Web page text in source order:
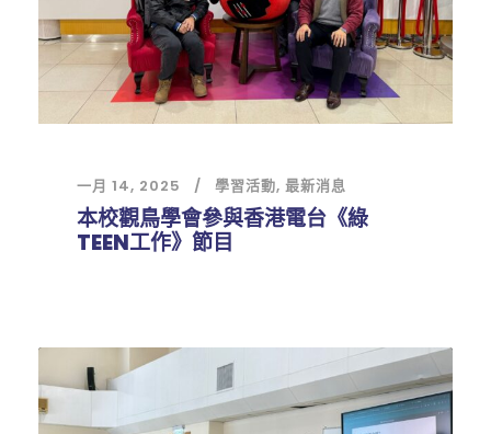
一月 14, 2025 學習活動, 最新消息
本校觀鳥學會參與香港電台《綠
TEEN工作》節目